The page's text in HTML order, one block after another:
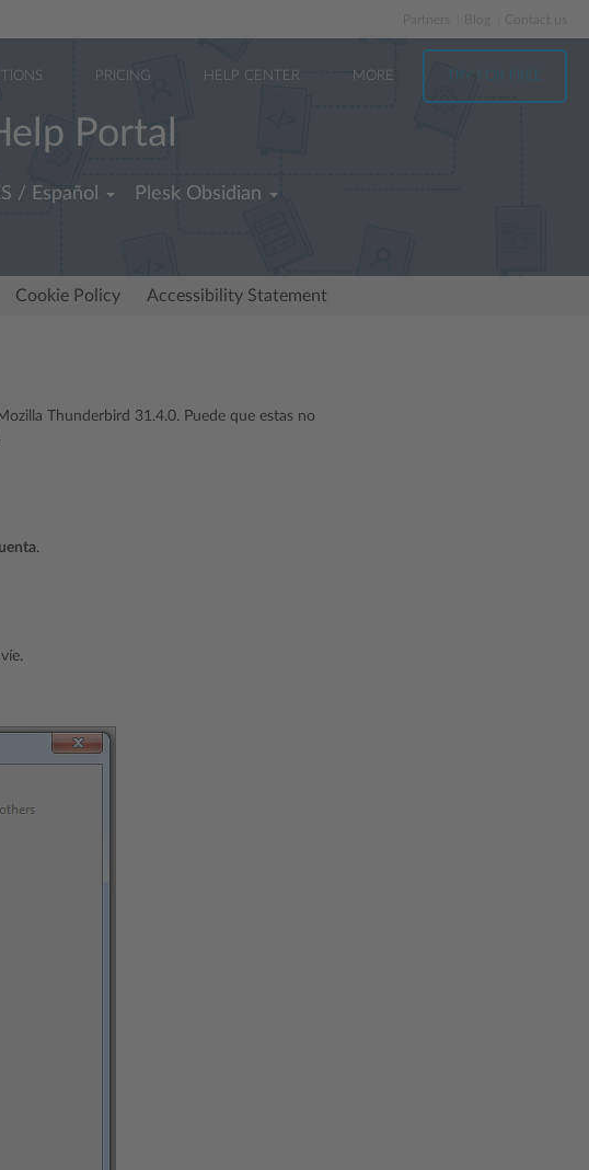
Partners
PRICING HELP CENTER MORE TRY FOR FREE
Portal
/ Español Plesk Obsidian
Cookie Policy Accessibility Statement
Thunderbird 31.4.0. Puede que estas no
.